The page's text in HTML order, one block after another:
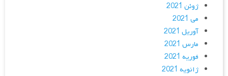
ژوئن 2021
می 2021
آوریل 2021
مارس 2021
فوریه 2021
ژانویه 2021